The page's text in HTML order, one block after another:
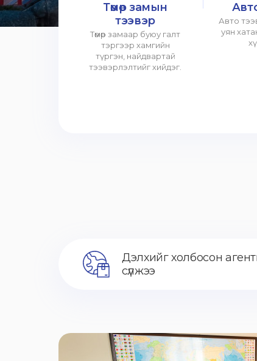
Төмөр замын
тээвэр
Төмөр замаар буюу галт
тэргээр хамгийн
түргэн, найдвартай
тээвэрлэлтийг хийдэг.
Авто
уян
Дэлхийг холбосон
сүлжээ